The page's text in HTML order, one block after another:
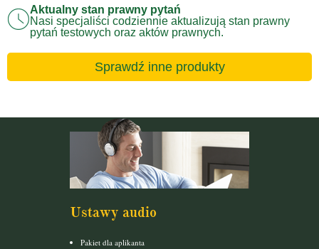
Aktualny stan prawny pytań
Nasi specjaliści codziennie aktualizują stan prawny
pytań testowych oraz aktów prawnych.
Sprawdź inne produkty
Ustawy audio
Pakiet dla aplikanta